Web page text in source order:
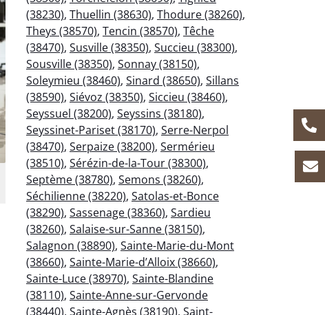
(38230), Thuellin (38630), Thodure (38260),
Theys (38570), Tencin (38570), Têche
(38470), Susville (38350), Succieu (38300),
Sousville (38350), Sonnay (38150),
Soleymieu (38460), Sinard (38650), Sillans
(38590), Siévoz (38350), Siccieu (38460),
Seyssuel (38200), Seyssins (38180),
Seyssinet-Pariset (38170), Serre-Nerpol
(38470), Serpaize (38200), Sermérieu
(38510), Sérézin-de-la-Tour (38300),
Septème (38780), Semons (38260),
Séchilienne (38220), Satolas-et-Bonce
(38290), Sassenage (38360), Sardieu
(38260), Salaise-sur-Sanne (38150),
Salagnon (38890), Sainte-Marie-du-Mont
(38660), Sainte-Marie-d’Alloix (38660),
Sainte-Luce (38970), Sainte-Blandine
(38110), Sainte-Anne-sur-Gervonde
(38440), Sainte-Agnès (38190), Saint-